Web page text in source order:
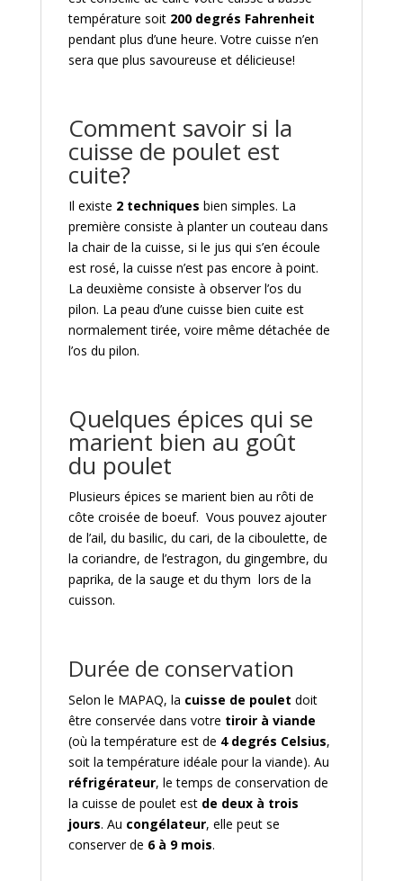
température soit 200 degrés Fahrenheit
pendant plus d’une heure. Votre cuisse n’en
sera que plus savoureuse et délicieuse!
Comment savoir si la
cuisse de poulet est
cuite?
Il existe 2 techniques bien simples. La
première consiste à planter un couteau dans
la chair de la cuisse, si le jus qui s’en écoule
est rosé, la cuisse n’est pas encore à point.
La deuxième consiste à observer l’os du
pilon. La peau d’une cuisse bien cuite est
normalement tirée, voire même détachée de
l’os du pilon.
Quelques épices qui se
marient bien au goût
du poulet
Plusieurs épices se marient bien au rôti de
côte croisée de boeuf. Vous pouvez ajouter
de l’ail, du basilic, du cari, de la ciboulette, de
la coriandre, de l’estragon, du gingembre, du
paprika, de la sauge et du thym lors de la
cuisson.
Durée de conservation
Selon le MAPAQ, la cuisse de poulet doit
être conservée dans votre tiroir à viande
(où la température est de 4 degrés Celsius,
soit la température idéale pour la viande). Au
réfrigérateur, le temps de conservation de
la cuisse de poulet est de deux à trois
jours. Au congélateur, elle peut se
conserver de 6 à 9 mois.